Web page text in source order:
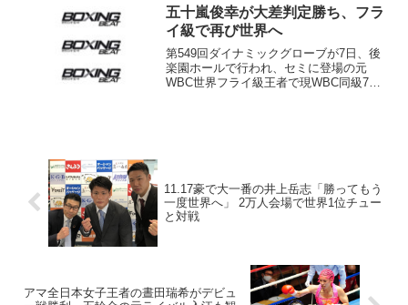
龍谷大が3人メンバーを欠き、L･ウェルタ
ー級...
五十嵐俊幸が大差判定勝ち、フラ
イ級で再び世界へ
第549回ダイナミックグローブが7日、後
楽園ホールで行われ、セミに登場の元
WBC世界フライ級王者で現WBC同級7
11.17豪で大一番の井上岳志「勝ってもう
一度世界へ」 2万人会場で世界1位チュー
と対戦
アマ全日本女子王者の晝田瑞希がデビュ